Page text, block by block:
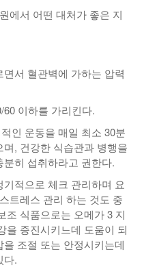
에서 어떤 대처가 좋은 지
서 혈관벽에 가하는 압력
60 이하를 가리킨다.
인 운동을 매일 최소 30분
, 건강한 식습관과 병행을
히 섭취하라고 권한다.
적으로 체크 관리하며 요
트레스 관리 하는 것도 중
조 식품으로는 오메가 3 지
을 증진시키느데 도움이 되
조절 또는 안정시키는데
다.